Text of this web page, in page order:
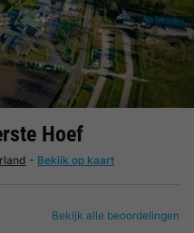
Hoef
- Bekijk op kaart
Bekijk alle beoordelingen